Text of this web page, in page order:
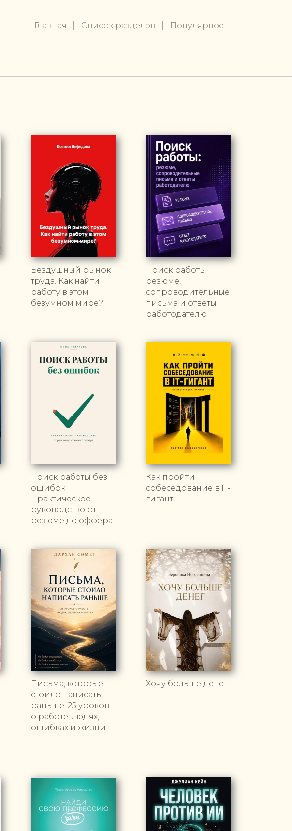
Главная Список разделов Популярное
Бездушный рынок
труда. Как найти
работу в этом
безумном мире?
Поиск работы:
резюме,
сопроводительные
письма и ответы
работодателю
Поиск работы без
ошибок.
Практическое
руководство от
резюме до оффера
Как пройти
собеседование в IT-
гигант
Письма, которые
стоило написать
раньше. 25 уроков
о работе, людях,
ошибках и жизни
Хочу больше денег